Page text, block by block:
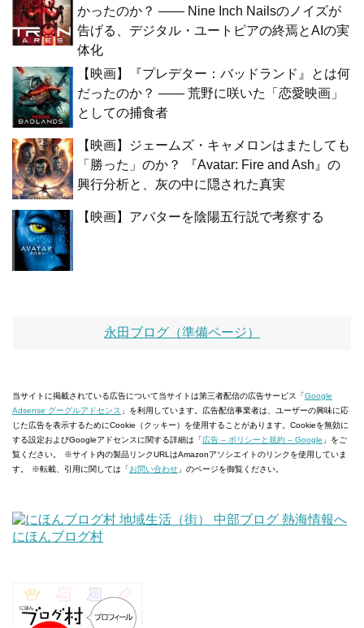
かったのか？ —— Nine Inch Nailsのノイズが
告げる、デジタル・ユートピアの終焉とAIの実
体化
【映画】『プレデター：バッドランド』とは何
だったのか？ —— 荒野に咲いた「恋愛映画」
としての捕食者
【映画】ジェームズ・キャメロンはまたしても
「勝った」のか？ 『Avatar: Fire and Ash』の
興行分析と、灰の中に隠された真実
【映画】アバターを陰陽五行説で考察する
永田ブログ（準備ページ）
当サイトに掲載されている広告について当サイトは第三者配信の広告サービス「Google
Adsense グーグルアドセンス 」を利用しています。広告配信事業者は、ユーザーの興味に応
じた広告を表示するためにCookie（クッキー）を使用することがあります。Cookieを無効に
する設定およびGoogleアドセンスに関する詳細は「広告 – ポリシーと規約 – Google 」をご
覧ください。
※サイト内の製品リンクURLはAmazonアソシエイトのリンクを使用していま
す。
※転載、引用に関しては「お問い合わせ 」のページを御覧ください。
にほんブログ村